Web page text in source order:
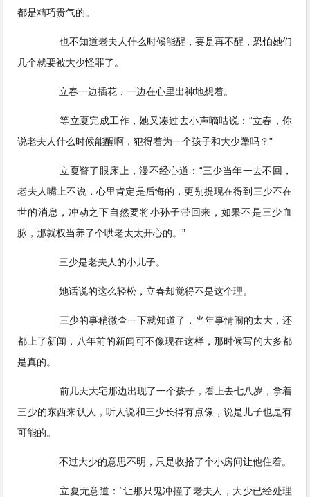
都是精巧贵气的。
也不知道老夫人什么时候能醒，要是再不醒，恐怕她们
几个就要被大少怪罪了。
立春一边插花，一边在心里出神地想着。
等立夏完成工作，她又凑过去小声嘀咕说：“立春，你
说老夫人什么时候能醒啊，犯得着为一个孩子和大少犟吗？”
立夏瞥了眼床上，漫不经心道：“三少当年一去不回，
老夫人嘴上不说，心里肯定是后悔的，更别提现在得到三少不在
世的消息，冲动之下自然要将小孙子带回来，如果不是三少血
脉，那就权当养了个哄老太太开心的。”
三少是老夫人的小儿子。
她话说的这么轻松，立春却觉得不是这个理。
三少的事稍微查一下就知道了，当年事情闹的太大，还
都上了新闻，八年前的新闻可不像现在这样，那时候写的大多都
是真的。
前几天大宅那边出现了一个孩子，看上去七八岁，拿着
三少的东西来认人，听人说和三少长得有点像，说是儿子也是有
可能的。
不过大少的意思不明，只是收拾了个小房间让他住着。
立夏无意道：“让那只鬼冲撞了老夫人，大少已经处理